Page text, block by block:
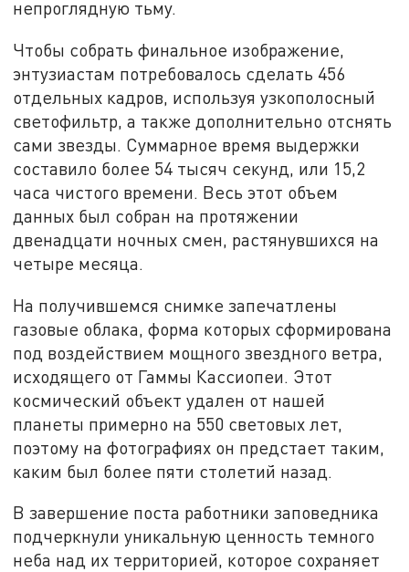
непроглядную тьму.
Чтобы собрать финальное изображение,
энтузиастам потребовалось сделать 456
отдельных кадров, используя узкополосный
светофильтр, а также дополнительно отснять
сами звезды. Суммарное время выдержки
составило более 54 тысяч секунд, или 15,2
часа чистого времени. Весь этот объем
данных был собран на протяжении
двенадцати ночных смен, растянувшихся на
четыре месяца.
На получившемся снимке запечатлены
газовые облака, форма которых сформирована
под воздействием мощного звездного ветра,
исходящего от Гаммы Кассиопеи. Этот
космический объект удален от нашей
планеты примерно на 550 световых лет,
поэтому на фотографиях он предстает таким,
каким был более пяти столетий назад.
В завершение поста работники заповедника
подчеркнули уникальную ценность темного
неба над их территорией, которое сохраняет